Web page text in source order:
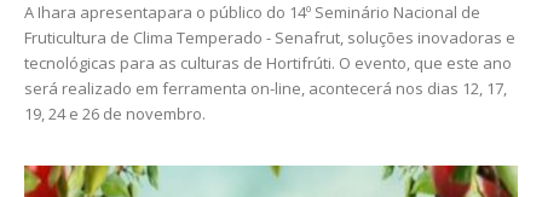
A Ihara apresentapara o público do 14º Seminário Nacional de
Fruticultura de Clima Temperado - Senafrut, soluções inovadoras e
tecnológicas para as culturas de Hortifrúti. O evento, que este ano
será realizado em ferramenta on-line, acontecerá nos dias 12, 17,
19, 24 e 26 de novembro.